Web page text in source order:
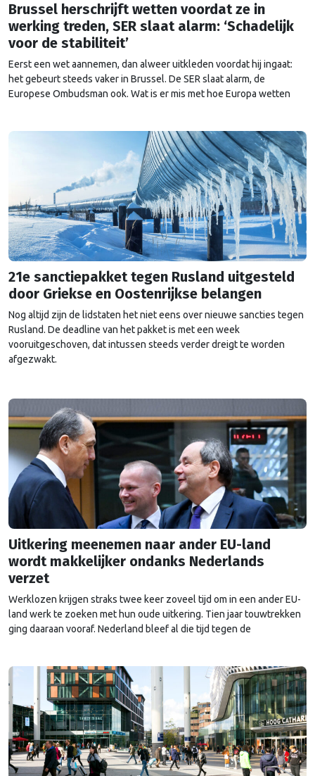
Brussel herschrijft wetten voordat ze in
werking treden, SER slaat alarm: ‘Schadelijk
voor de stabiliteit’
Eerst een wet aannemen, dan alweer uitkleden voordat hij ingaat:
het gebeurt steeds vaker in Brussel. De SER slaat alarm, de
Europese Ombudsman ook. Wat is er mis met hoe Europa wetten
21e sanctiepakket tegen Rusland uitgesteld
door Griekse en Oostenrijkse belangen
Nog altijd zijn de lidstaten het niet eens over nieuwe sancties tegen
Rusland. De deadline van het pakket is met een week
vooruitgeschoven, dat intussen steeds verder dreigt te worden
afgezwakt.
Uitkering meenemen naar ander EU-land
wordt makkelijker ondanks Nederlands
verzet
Werklozen krijgen straks twee keer zoveel tijd om in een ander EU-
land werk te zoeken met hun oude uitkering. Tien jaar touwtrekken
ging daaraan vooraf. Nederland bleef al die tijd tegen de